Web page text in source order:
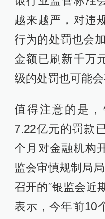
越来越严，对违
行为的处罚也会
金额已刷新千万
级的处罚也可能会
值得注意的是
7.22亿元的罚款
个月对金融机构
监会审慎规制局
召开的“银监会近
表示，今年前10